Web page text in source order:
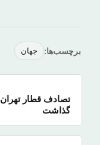
برچسب‌ها: جهان
گذاشت